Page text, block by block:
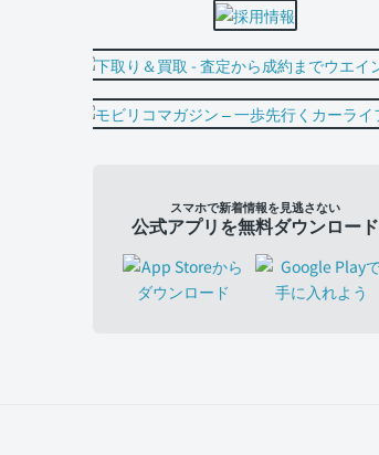
スマホで新着情報を見逃さない
公式アプリを無料ダウンロード